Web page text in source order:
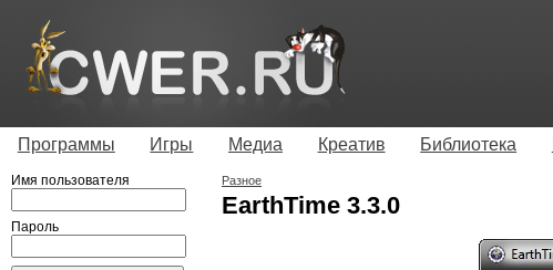
Программы Игры Медиа Креатив Библиотека
Разное
EarthTime 3.3.0
Имя пользователя
Пароль